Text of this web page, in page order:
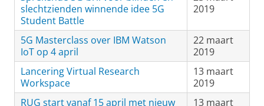
slechtzienden winnende idee 5G
Student Battle
2019
5G Masterclass over IBM Watson
IoT op 4 april
22 maart
2019
Lancering Virtual Research
Workspace
13 maart
2019
RUG start vanaf 15 april met nieuw
13 maart